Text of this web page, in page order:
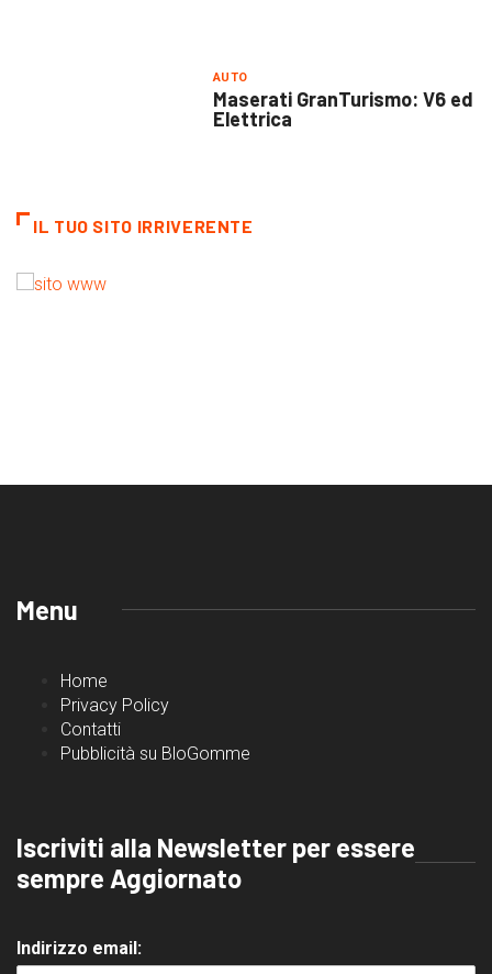
AUTO
Maserati GranTurismo: V6 ed
Elettrica
IL TUO SITO IRRIVERENTE
Menu
Home
Privacy Policy
Contatti
Pubblicità su BloGomme
Iscriviti alla Newsletter per essere
sempre Aggiornato
Indirizzo email: